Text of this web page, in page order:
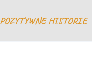
POZYTYWNE HISTORIE